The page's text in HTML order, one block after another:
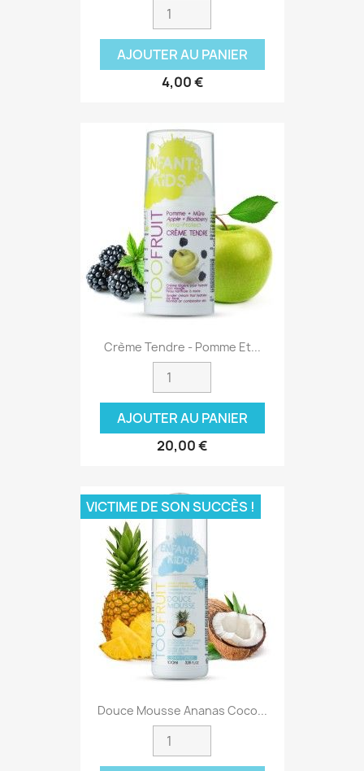
AJOUTER AU PANIER
4,00 €
Crème Tendre - Pomme Et...
AJOUTER AU PANIER
20,00 €
Douce Mousse Ananas Coco...
VICTIME DE SON SUCCÈS !